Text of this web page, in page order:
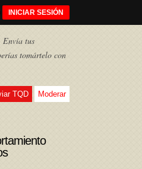
INICIAR SESIÓN
Envía tus
tomártelo con
TQD Moderar